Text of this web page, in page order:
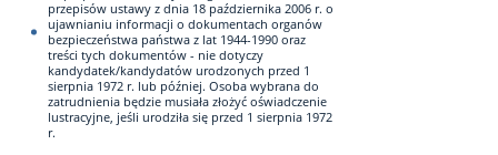
przepisów ustawy z dnia 18 października 2006 r. o
ujawnianiu informacji o dokumentach organów
bezpieczeństwa państwa z lat 1944-1990 oraz
treści tych dokumentów - nie dotyczy
kandydatek/kandydatów urodzonych przed 1
sierpnia 1972 r. lub później. Osoba wybrana do
zatrudnienia będzie musiała złożyć oświadczenie
lustracyjne, jeśli urodziła się przed 1 sierpnia 1972
r.